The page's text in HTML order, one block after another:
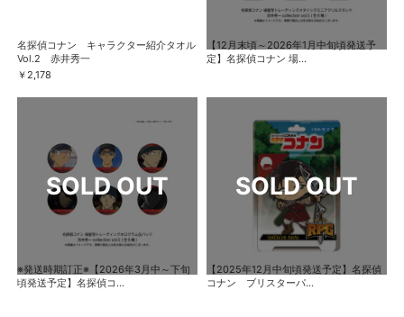
名探偵コナン キャラクター紹介タオル
Vol.2 赤井秀一
￥2,178
【12月末頃～2026年1月中旬頃発送予
定】名探偵コナン 場...
※発送時期訂正※【2026年3月中～下旬
頃発送予定】名探偵コ...
【2025年12月中旬頃発送予定】名探偵
コナン ブリスターパ...